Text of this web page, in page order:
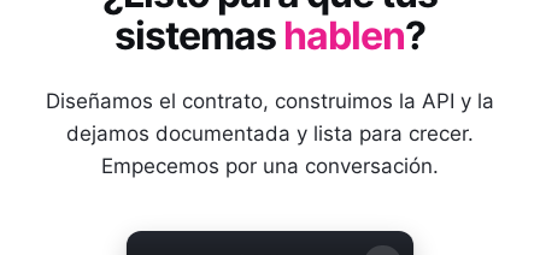
sistemas hablen?
Diseñamos el contrato, construimos la API y la
dejamos documentada y lista para crecer.
Empecemos por una conversación.